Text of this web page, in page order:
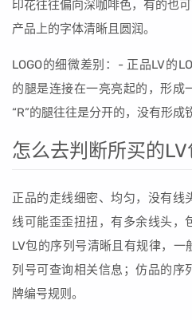
印花往往偏向深咖啡色，有的也
产品上的字体清晰且圆润。
LOGO的细微差别：- 正品LV的
的腿是连接在一亮亮起的，形成
“R”的腿往往是分开的，没有形成
怎么去判断所买的
正品的走线细密、均匀，没有线
线可能歪歪扭扭，有多余线头，
LV包的序列号清晰且有规律，
列号可查询相关信息；仿品的序
牌编号规则。